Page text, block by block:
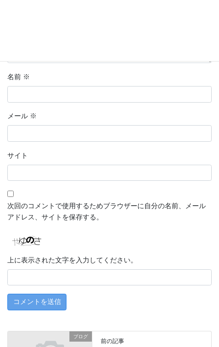
名前 ※
メール ※
サイト
次回のコメントで使用するためブラウザーに自分の名前、メール
アドレス、サイトを保存する。
上に表示された文字を入力してください。
ブログ
前の記事